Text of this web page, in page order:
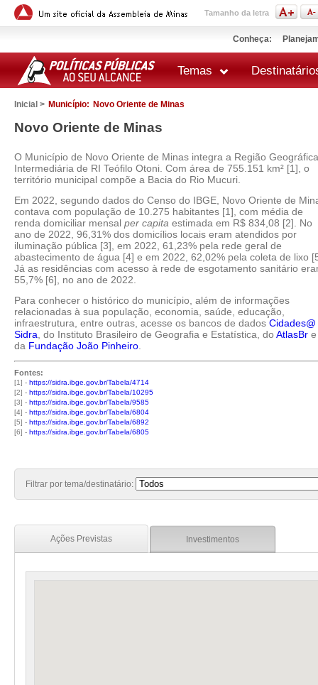
Tamanho da letra
Conheça:
Temas
Inicial > Município: Novo Oriente de Minas
Novo Oriente de Minas
O Município de Novo Oriente de Minas integra a Região Geográfica
Intermediária de RI Teófilo Otoni. Com área de 755.151 km² [1], o
território municipal compõe a Bacia do Rio Mucuri.
Em 2022, segundo dados do Censo do IBGE, Novo Oriente de
contava com população de 10.275 habitantes [1], com média de
renda domiciliar mensal per capita estimada em R$ 834,08 [2]. No
ano de 2022, 96,31% dos domicílios locais eram atendidos por
iluminação pública [3], em 2022, 61,23% pela rede geral de
abastecimento de água [4] e em 2022, 62,02% pela coleta de lixo
Já as residências com acesso à rede de esgotamento sanitário
55,7% [6], no ano de 2022.
Para conhecer o histórico do município, além de informações
relacionadas à sua população, economia, saúde, educação,
infraestrutura, entre outras, acesse os bancos de dados Cidades@
Sidra , do Instituto Brasileiro de Geografia e Estatística, doAtlasBr e
da Fundação João Pinheiro
Fontes:
[1] - https://sidra.ibge.gov.br/Tabela/4714
[2] - https://sidra.ibge.gov.br/Tabela/10295
[3] - https://sidra.ibge.gov.br/Tabela/9585
[4] - https://sidra.ibge.gov.br/Tabela/6804
[5] - https://sidra.ibge.gov.br/Tabela/6892
[6] - https://sidra.ibge.gov.br/Tabela/6805
Filtrar por tema/destinatário:
Ações Previstas Investimentos